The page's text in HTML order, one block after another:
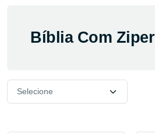
Bíblia Com Ziper